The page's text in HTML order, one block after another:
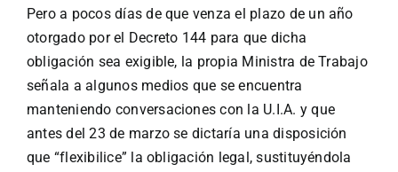
Pero a pocos días de que venza el plazo de un año
otorgado por el Decreto 144 para que dicha
obligación sea exigible, la propia Ministra de Trabajo
señala a algunos medios que se encuentra
manteniendo conversaciones con la U.I.A. y que
antes del 23 de marzo se dictaría una disposición
que “flexibilice” la obligación legal, sustituyéndola